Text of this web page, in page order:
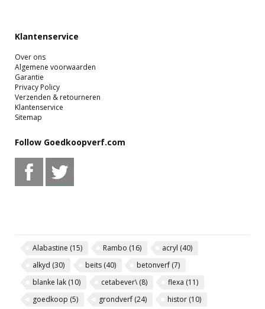
Klantenservice
Over ons
Algemene voorwaarden
Garantie
Privacy Policy
Verzenden & retourneren
Klantenservice
Sitemap
Follow Goedkoopverf.com
Alabastine (15) Rambo (16) acryl (40)
alkyd (30) beits (40) betonverf (7)
blanke lak (10) cetabever\(8) flexa (11)
goedkoop (5) grondverf (24) histor (10)